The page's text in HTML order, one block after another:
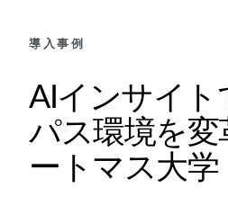
導入事例
AIインサイト
パス環境を変
ートマス大学